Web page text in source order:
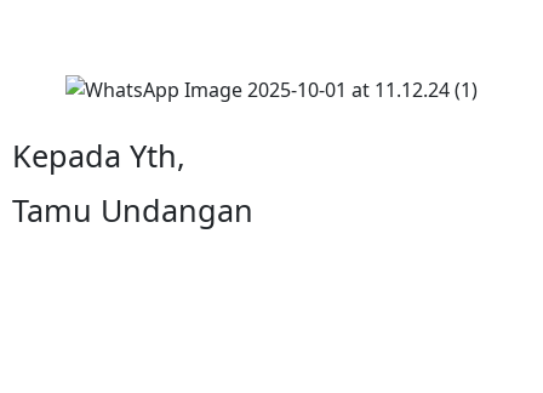
Kepada Yth,
Tamu Undangan